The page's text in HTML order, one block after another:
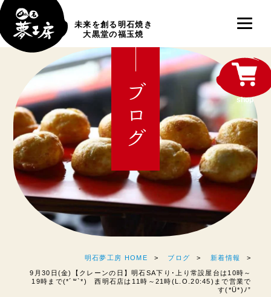
未来を創る明石焼き
大黒堂の福玉焼
ブログ
明石夢工房 HOME ブログ 新着情報
9月30日(金)【クレーンの日】明石SA下り･上り常設屋台は10時～
19時まで(*´꒳`*) 西明石店は11時～21時(L.O.20:45)まで営業で
す(*Ü*)ﾉ”
shop